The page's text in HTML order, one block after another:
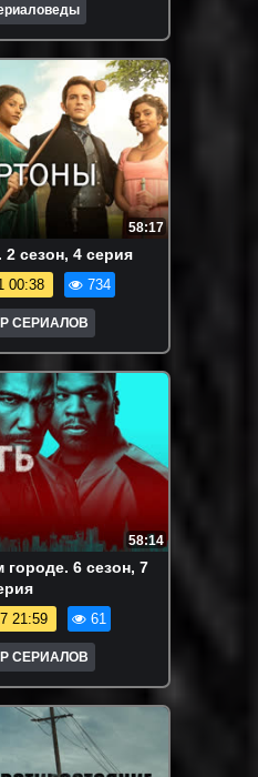
58:17
сезон, 4 серия
00:38 734
СЕРИАЛОВ
58:14
гopoде. 6 сезон, 7
21:59 61
СЕРИАЛОВ